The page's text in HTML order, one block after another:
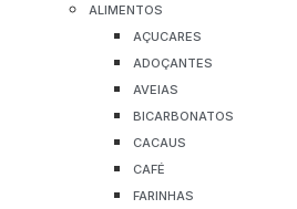
ALIMENTOS
AÇUCARES
ADOÇANTES
AVEIAS
BICARBONATOS
CACAUS
CAFÉ
FARINHAS